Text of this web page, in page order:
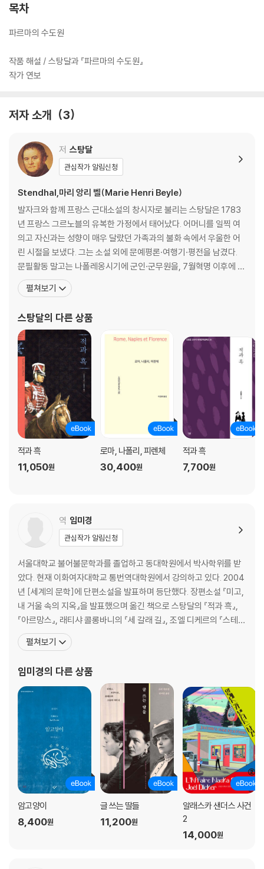
목차
파르마의 수도원
작품 해설 / 스탕달과 『파르마의 수도원』
작가 연보
저자 소개 3
저 스탕달
관심작가 알림신청
Stendhal,마리 앙리 벨(Marie Henri Beyle)
발자크와 함께 프랑스 근대소설의 창시자로 불리는 스탕달은 1783
년 프랑스 그르노블의 유복한 가정에서 태어났다. 어머니를 일찍 여
의고 자신과는 성향이 매우 달랐던 가족과의 불화 속에서 우울한 어
린 시절을 보냈다. 그는 소설 외에 문예평론·여행기·평전을 남겼다.
문필활동 말고는 나폴레옹시기에 군인·군무원을, 7월혁명 이후에 외
교관을 지낸다. 1800년 용기병 소위로 임관받아 이탈리아로 떠난 이
후 스탕달은 나폴레옹 제정의 관료로서 몇 차례의 승진과 함께 출셋
레옹 몰락과 함께 이탈리아 밀라노에 머물면서 본격적인
펼쳐보기
스탕달의 다른 상품
적과 흑
11,050원
로마, 나폴리, 피렌체
30,400원
적과 흑
7,700원
역 임미경
관심작가 알림신청
서울대학교 불어불문학과를 졸업하고 동대학원에서 박사학위를 받
았다. 현재 이화여자대학교 통번역대학원에서 강의하고 있다. 2004
년 [세계의 문학]에 단편소설을 발표하며 등단했다. 장편소설 『미고,
내 거울 속의 지옥』을 발표했으며 옮긴 책으로 스탕달의 『적과 흑』,
『아르망스』, 래티샤 콜롱바니의 『세 갈래 길』, 조엘 디케르의 『스테파
니 메일러 실종사건』, 『볼티모어의 서』, 르 클레지오의 『열병』, 콜레
트의 『암고양이』, 마리 다리외세크의 『남자를 사랑해야 한다』, 그웨
르루아의 『앨라배마 송』, 곰브로비치의
펼쳐보기
임미경의 다른 상품
암고양이
8,400원
글 쓰는 딸들
11,200원
알래스카 샌더스 사건
2
14,000원